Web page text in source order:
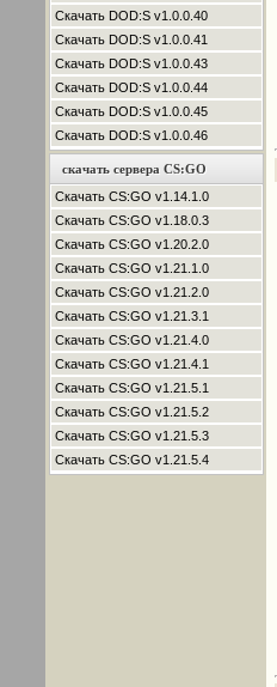
Скачать DOD:S v1.0.0.40
Скачать DOD:S v1.0.0.41
Скачать DOD:S v1.0.0.43
Скачать DOD:S v1.0.0.44
Скачать DOD:S v1.0.0.45
Скачать DOD:S v1.0.0.46
скачать сервера CS:GO
Скачать CS:GO v1.14.1.0
Скачать CS:GO v1.18.0.3
Скачать CS:GO v1.20.2.0
Скачать CS:GO v1.21.1.0
Скачать CS:GO v1.21.2.0
Скачать CS:GO v1.21.3.1
Скачать CS:GO v1.21.4.0
Скачать CS:GO v1.21.4.1
Скачать CS:GO v1.21.5.1
Скачать CS:GO v1.21.5.2
Скачать CS:GO v1.21.5.3
Скачать CS:GO v1.21.5.4